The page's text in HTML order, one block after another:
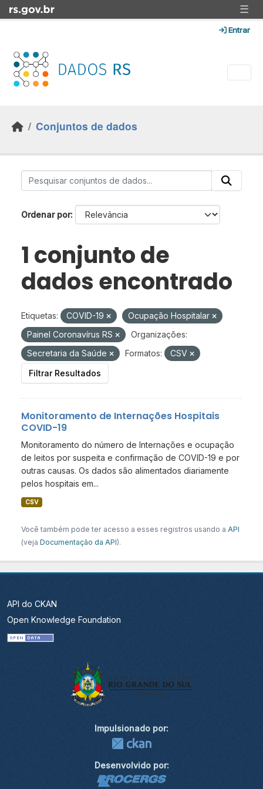
Skip to main content ☰
Entrar
Conjuntos de dados
Ordenar por
1 conjunto de
dados encontrado
Etiquetas: COVID-19
Ocupação Hospitalar
Painel Coronavírus RS
Organizações:
Secretaria da Saúde
Formatos:
CSV
Filtrar Resultados
Monitoramento de Internações Hospitais
COVID-19
Monitoramento do número de Internações e ocupação
de leitos por suspeita e confirmação de COVID-19 e por
outras causas. Os dados são alimentados diariamente
pelos hospitais em...
CSV
Você também pode ter acesso a esses registros usando a API
(veja Documentação da API).
API do CKAN
Open Knowledge Foundation
Impulsionado por:
Desenvolvido por: